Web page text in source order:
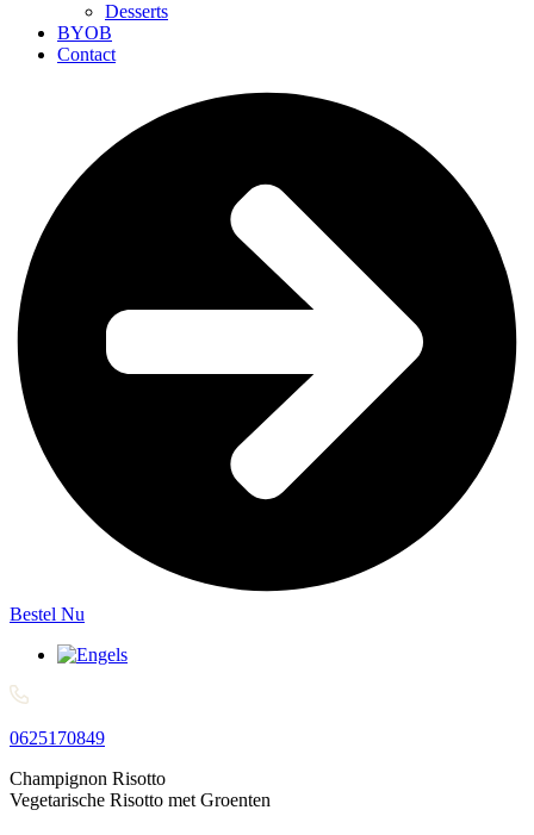
Desserts
BYOB
Contact
Bestel Nu
0625170849
Champignon Risotto
Vegetarische Risotto met Groenten